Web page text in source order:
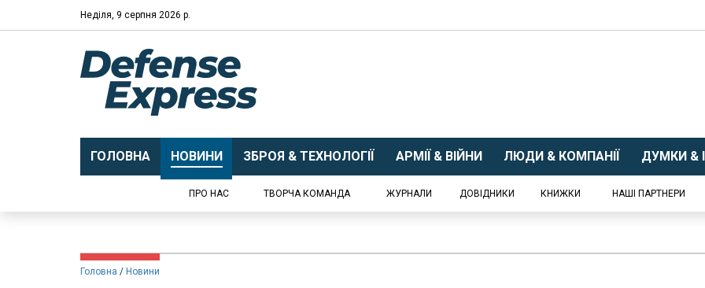
Неділя, 9 серпня 2026 р.
ГОЛОВНА НОВИНИ ЗБРОЯ & ТЕХНОЛОГІЇ АРМІЇ & ВІЙНИ ЛЮДИ & КОМПАНІЇ ДУМКИ &
ПРО НАС ТВОРЧА КОМАНДА ЖУРНАЛИ ДОВІДНИКИ КНИЖКИ НАШІ ПАРТНЕРИ
Головна Новини